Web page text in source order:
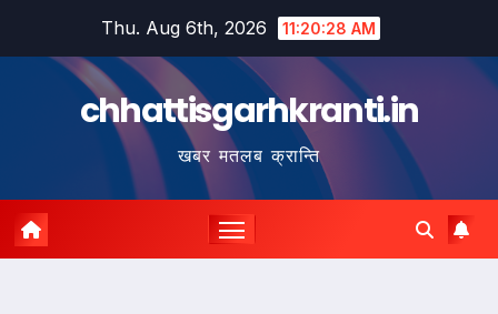
Thu. Aug 6th, 2026 11:20:29 AM
chhattisgarhkranti.in
खबर मतलब क्रान्ति